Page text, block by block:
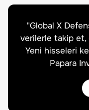
"Global X
verilerle takip et,
Yeni hisseleri
Papara